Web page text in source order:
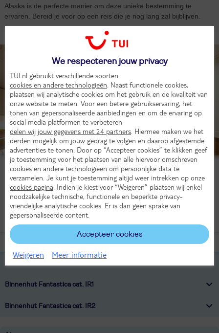
Alaska is de perfecte manier om deze unieke bestemming te
ervaren. Bereid je voor op een reis die je nog lang zal bijblijven.
Kies huttype
Binnenhut Buitenhut
Balkonhut
Binnenhut Fantastica cat. IR1
Binnenhut Fantastica cat. IR2
We respecteren jouw privacy
TUI.nl gebruikt verschillende soorten
cookies en andere technologieën . Naast functionele cookies,
plaatsen wij analytische cookies om het gebruik en de kwaliteit van
onze website te meten. Voor een betere gebruikservaring, het
tonen van gepersonaliseerde aanbiedingen en om de ervaring op
social media platformen te verbeteren
delen wij jouw gegevens met 24 partners . Hiermee maken we het
derden mogelijk om jouw gedrag te volgen en daarop afgestemde
advertenties te tonen. Door op “Accepteer cookies” te klikken geef
je toestemming voor het plaatsen van alle hiervoor omschreven
cookies en andere technologieën om persoonlijke data te
verzamelen. Je kunt je toestemming altijd weer intrekken op onze
cookies pagina . Indien je kiest voor “Weigeren” plaatsen wij enkel
noodzakelijke technische, functionele en beperkte privacy-
vriendelijke analytische cookies. Er is dan geen sprake van
gepersonaliseerde content.
Accepteer cookies
Weigeren Meer informatie